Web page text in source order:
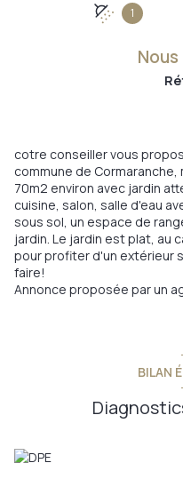
1
cotre conseiller vous
commune de
70m2 environ avec jardin
cuisine, salon, salle d'eau
sous sol, un espace de
jardin. Le jardin est plat, au
pour profiter d'un extérieur
faire!
Annonce proposée par un
BILAN